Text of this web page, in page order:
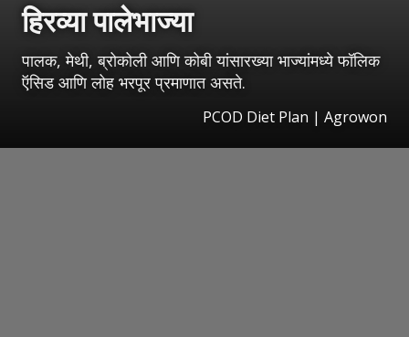
हिरव्या पालेभाज्या
पालक, मेथी, ब्रोकोली आणि कोबी यांसारख्या भाज्यांमध्ये फॉलिक
ऍसिड आणि लोह भरपूर प्रमाणात असते.
PCOD Diet Plan | Agrowon